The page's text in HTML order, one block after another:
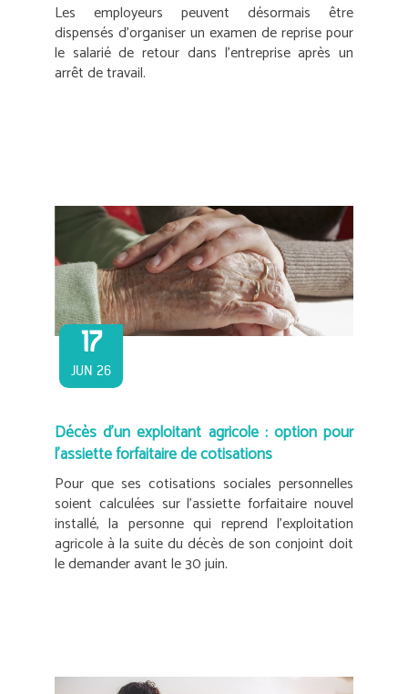
Les employeurs peuvent désormais être
dispensés d’organiser un examen de reprise pour
le salarié de retour dans l’entreprise après un
arrêt de travail.
17
JUN 26
Décès d’un exploitant agricole : option pour
l’assiette forfaitaire de cotisations
Pour que ses cotisations sociales personnelles
soient calculées sur l’assiette forfaitaire nouvel
installé, la personne qui reprend l’exploitation
agricole à la suite du décès de son conjoint doit
le demander avant le 30 juin.